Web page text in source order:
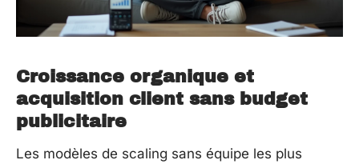
Croissance organique et
acquisition client sans budget
publicitaire
Les modèles de scaling sans équipe les plus